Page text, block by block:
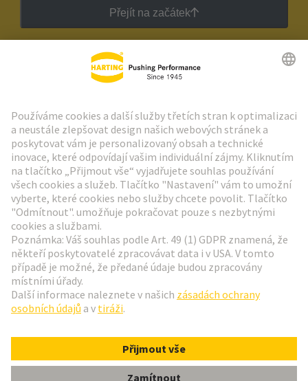
Přejít na začátek
Zpravodaj HARTING
Přejít na registraci
Social Media
Česká republika
© Technologická skupina HARTING